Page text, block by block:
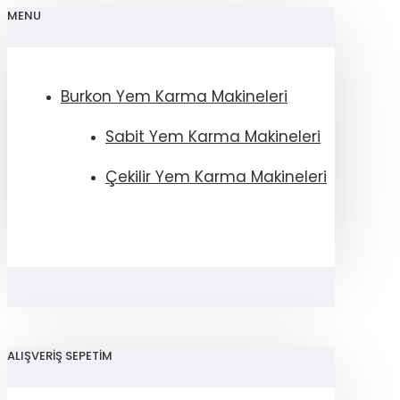
MENU
Burkon Yem Karma Makineleri
Sabit Yem Karma Makineleri
Çekilir Yem Karma Makineleri
ALIŞVERIŞ SEPETIM